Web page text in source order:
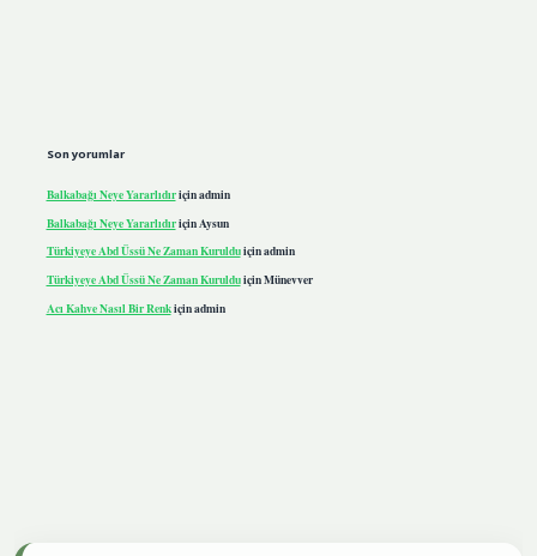
Son yorumlar
Balkabağı Neye Yararlıdıriçinadmin
Balkabağı Neye Yararlıdıriçin Aysun
Türkiyeye Abd Üssü Ne Zaman Kurulduiçinadmin
Türkiyeye Abd Üssü Ne Zaman KurulduiçinMünevver
Acı Kahve Nasıl Bir Renkiçinadmin